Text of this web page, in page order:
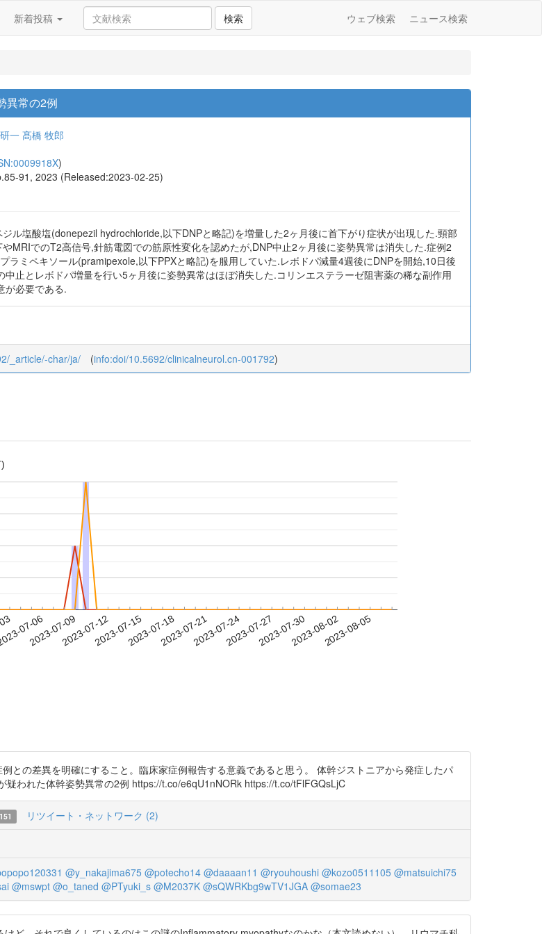
新着投稿 検索 ウェブ検索 ニュース検索
異常の2例
一 髙橋 牧郎
)
91, 2023 (Released:2023-02-25)
ル塩酸塩(donepezil hydrochloride,以下DNPと略記)を増量した2ヶ月後に首下がり症状が出現した.頸部
MRIでのT2高信号,針筋電図での筋原性変化を認めたが,DNP中止2ヶ月後に姿勢異常は消失した.症例2
ラミペキソール(pramipexole,以下PPXと略記)を服用していた.レボドパ減量4週後にDNPを開始,10日後
止とレボドパ増量を行い5ヶ月後に姿勢異常はほぼ消失した.コリンエステラーゼ阻害薬の稀な副作用
が必要である.
_article/-char/ja/ (info:doi/10.5692/clinicalneurol.cn-001792)
07-06
2023-07-092023-07-122023-07-152023-07-182023-07-212023-07-242023-07-272023-07-302023-08-022023-08-05
との差異を明確にすること。臨床家症例報告する意義であると思う。 体幹ジストニアから発症したパ
われた体幹姿勢異常の2例 https://t.co/e6qU1nNORk https://t.co/tFlFGQsLjC
リツイート・ネットワーク (2)
@y_nakajima675 @potecho14 @daaaan11 @ryouhoushi @kozo0511105 @matsuichi75
@mswpt @o_taned @PTyuki_s @M2037K @sQWRKbg9wTV1JGA @somae23